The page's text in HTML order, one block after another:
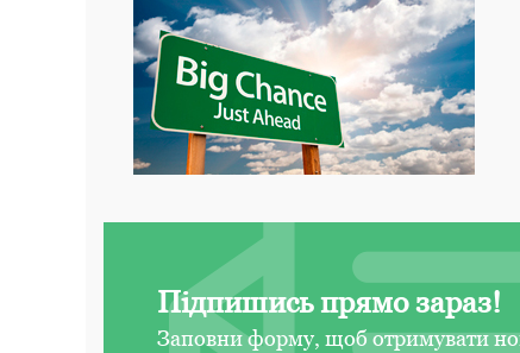
Підпишись прямо зараз!
Заповни форму, щоб отримувати